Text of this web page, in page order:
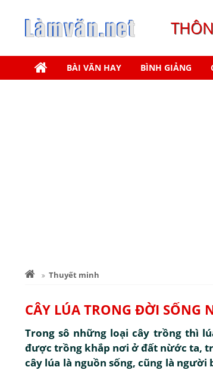
BÀI VĂN HAY BÌNH GIẢNG
Thuyết minh
CÂY LÚA TRONG ĐỜI SỐNG
Trong sô những loại cây trồng thì
được trồng khắp nơi ở đất nừớc ta,
cây lúa là nguồn sống, cũng là